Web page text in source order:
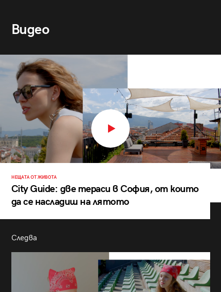
Видео
НЕЩАТА ОТ ЖИВОТА
City Guide: две тераси в София, от които
да се насладиш на лятото
Следва